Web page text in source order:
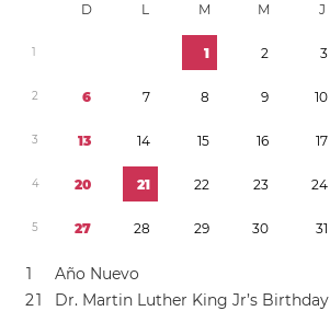
D L M M J
1 1 2 3
2 6 7 8 9 10
3 13 14 15 16 17
4 20 21 22 23 24
5 27 28 29 30 31
1
Año Nuevo
21 Dr. Martin Luther King Jr’s Birthday